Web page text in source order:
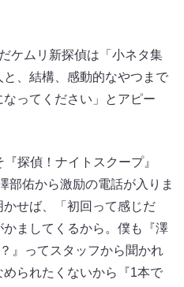
ケムリ新探偵は「小ネタ集
、結構、感動的なやつまで
ってください」とアピー
探偵！ナイトスクープ』
部佑から激励の電話が入りま
せば、「初回って感じだ
ましてくるから。僕も『澤
』ってスタッフから聞かれ
られたくないから『1本で